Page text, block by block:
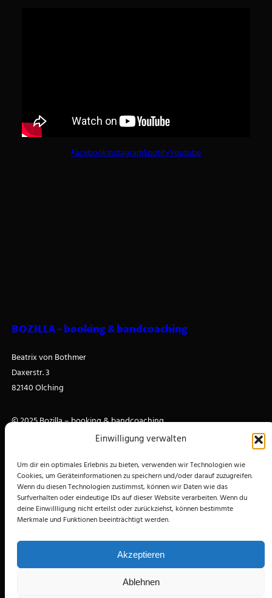
Einwilligung verwalten
Um dir ein optimales Erlebnis zu bieten, verwenden wir Technologien wie
Cookies, um Geräteinformationen zu speichern und/oder darauf zuzugreifen.
Wenn du diesen Technologien zustimmst, können wir Daten wie das
Surfverhalten oder eindeutige IDs auf dieser Website verarbeiten. Wenn du
deine Einwillligung nicht erteilst oder zurückziehst, können bestimmte
Merkmale und Funktionen beeinträchtigt werden.
Akzeptieren
Ablehnen
FacebookInstagramSpotifyYoutube
BOZILLA – booking & bandcoaching
Beatrix von Bothmer
Daxerstr. 3
82140 Olching
© 2025 Bozilla – booking & bandcoaching
Datenschutzerklärung·Cookie-Richtlinie
Proudly powered byWordPress
Pages
Über Bozilla
Blog
Social